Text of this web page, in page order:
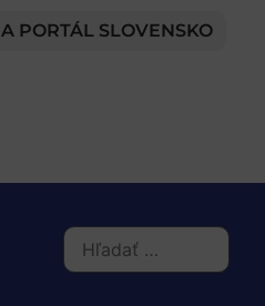
PORTÁL SLOVENSKO